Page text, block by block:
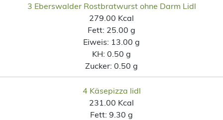
3 Eberswalder Rostbratwurst ohne Darm Lidl
279.00 Kcal
Fett: 25.00 g
Eiweis: 13.00 g
KH: 0.50 g
Zucker: 0.50 g
4 Käsepizza lidl
231.00 Kcal
Fett: 9.30 g